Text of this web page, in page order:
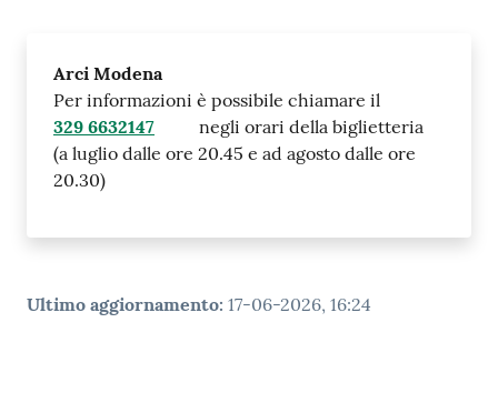
Arci Modena
Per informazioni è possibile chiamare il
329 6632147
negli orari della biglietteria
(a luglio dalle ore 20.45 e ad agosto dalle ore
20.30)
Ultimo aggiornamento: 17-06-2026, 16:24